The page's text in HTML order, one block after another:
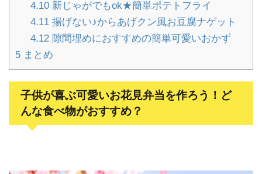
4.10新じゃがでもok★簡単ポテトフライ
4.11揚げない♪からあげクン風お豆腐ナゲット
4.12隙間埋めにおすすめの簡単可愛いおかず
5 まとめ
子供が喜ぶ可愛いお花見弁当を作ろう！ど
んな食べ物がおすすめ？